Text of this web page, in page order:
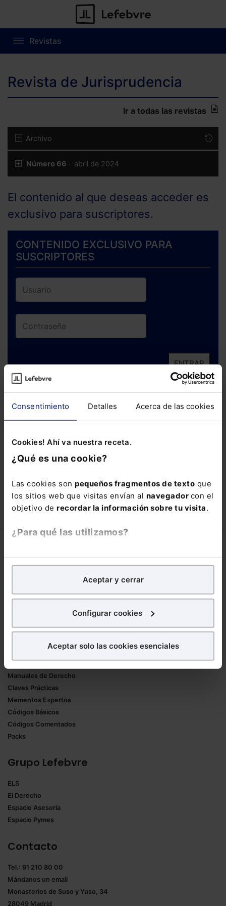
Consentimiento Detalles Acerca de las cookies
Cookies! Ahí va nuestra receta.
¿Qué es una cookie?
Las cookies son pequeños fragmentos de texto que
los sitios web que visitas envían al navegador con el
objetivo de recordar la información sobre tu visita.
¿Para qué las utilizamos?
analíticospara tratar demejorar tu experienciaen
nuestra página web. También con fines publicitarios,
para poder mostrarte publicidad y contenidos de tu
¿Qué puedes hacer?
experiencia en la web sea óptima
Puedesaceptar solo las esenciales
todas las cookies excepto aquellas imprescindibles.
También puedes
seleccionar solo aquellas que quieras permitir en tu
navegador. Si no seleccionas ninguna utilizaremos
las que sean indispensables para la navegación.
Saber más acerca de las cookies
Aceptar y cerrar
Configurar cookies
Aceptar solo las cookies esenciales
Revistas
Revista de Jurisprudencia
Ir a todas las revistas
Archivo
Número 66 - abril de 2024
El contenido al que deseas acceder es
exclusivo para suscriptores.
CONTENIDO EXCLUSIVO PARA
SUSCRIPTORES
ENTRAR
¿Has olvidado tu contraseña?
Si todavía no te has suscrito, no pierdas
está oportunidad y adquiere tu acceso
con un25% de descuento
COMPRAR
Lefebvre
Trabaja con nosotros
Productos
Formularios Jurídicos
Manuales de Derecho
Claves Prácticas
Mementos Expertos
Códigos Básicos
Códigos Comentados
Packs
Grupo Lefebvre
ELS
El Derecho
Espacio Asesoría
Espacio Pymes
Contacto
Tel.: 91 210 80 00
Mándanos un email
Monasterios de Suso y Yuso, 34
28049 Madrid